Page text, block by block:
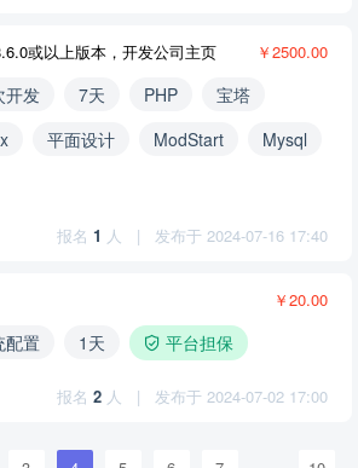
或以上版本，开发公司主页 ￥2500.00
开发 7天 PHP
宝塔
平面设计 ModStart
Mysql
报名 1 人 | 发布于 2024-07-16 17:40
￥20.00
配置 1天 平台担保
报名 2 人 | 发布于 2024-07-02 17:00